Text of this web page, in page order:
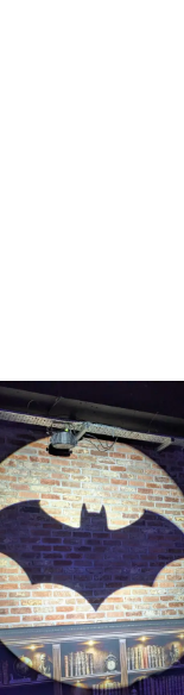
形から解き明かしていく、
が変えた日本語
」「裏技」「ラスボス」…
用法の変遷を、コンピュー
が徹底調査。